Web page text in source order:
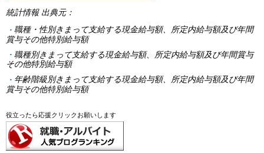
統計情報 出典元：
職種・性別きまって支給する現金給与額、所定内給与額及び年間
賞与その他特別給与額
職種別きまって支給する現金給与額、所定内給与額及び年間賞与
その他特別給与額
年齢階級別きまって支給する現金給与額、所定内給与額及び年間
賞与その他特別給与額
役立ったら応援クリックお願いします